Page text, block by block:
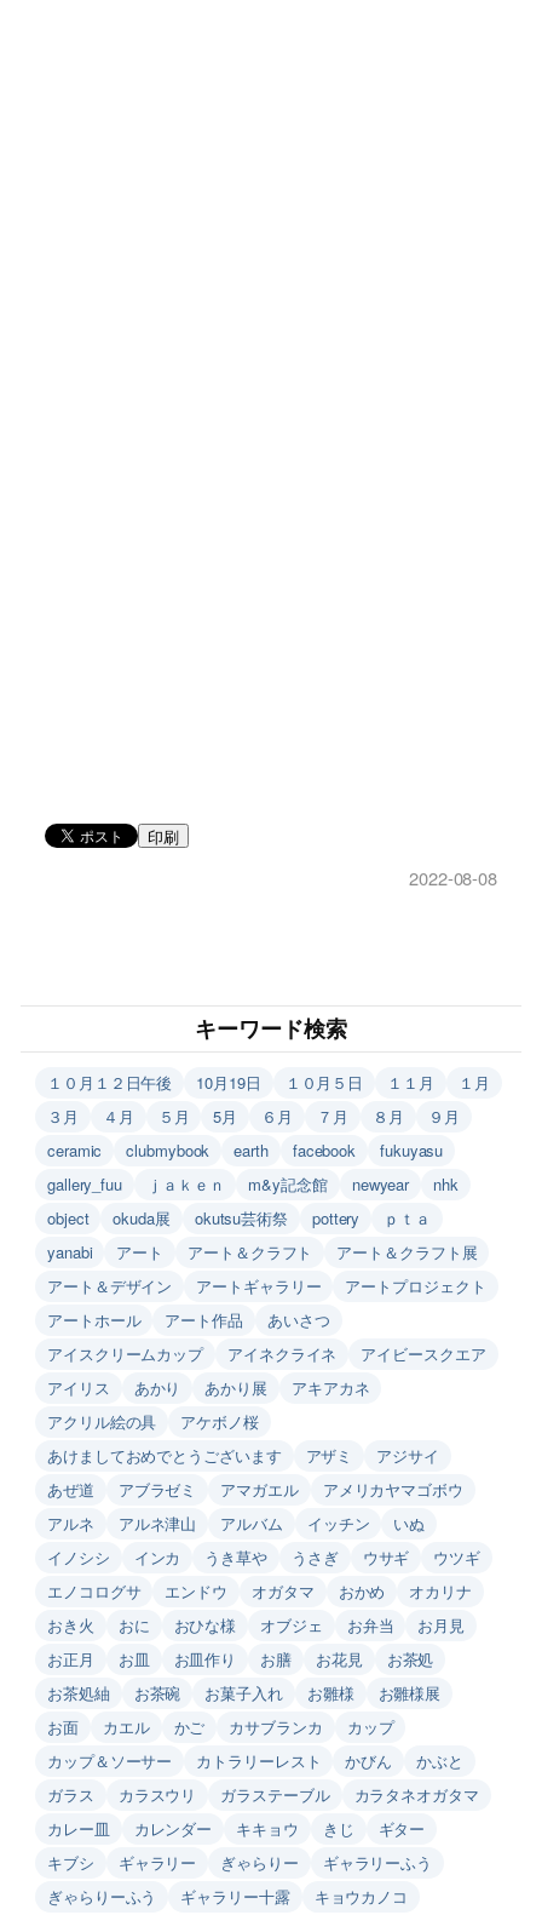
印刷
2022-08-08
キーワード検索
１０月１２日午後 10月19日 １０月５日 １１月
１月
３月
４月 ５月 5月 ６月 ７月 ８月
９月
ceramic
clubmybook earth facebook
fukuyasu
gallery_fuu
ｊａｋｅｎ m&y記念館 newyear
nhk
object
okuda展 okutsu芸術祭 pottery
ｐｔａ
yanabi
アート アート＆クラフト
アート＆クラフト展
アート＆デザイン
アートギャラリー
アートプロジェクト
アートホール
アート作品
あいさつ
アイスクリームカップ
アイネクライネ
アイビースクエア
アイリス
あかり あかり展
アキアカネ
アクリル絵の具
アケボノ桜
あけましておめでとうございます
アザミ
アジサイ
あぜ道
アブラゼミ アマガエル
アメリカヤマゴボウ
アルネ
アルネ津山 アルバム イッチン
いぬ
イノシシ
インカ うき草や うさぎ ウサギ
ウツギ
エノコログサ
エンドウ オガタマ おかめ
オカリナ
おき火
おに おひな様 オブジェ お弁当
お月見
お正月
お皿 お皿作り お膳 お花見
お茶処
お茶処紬
お茶碗 お菓子入れ お雛様
お雛様展
お面
カエル かご カサブランカ
カップ
カップ＆ソーサー
カトラリーレスト かびん
かぶと
ガラス
カラスウリ ガラステーブル
カラタネオガタマ
カレー皿
カレンダー キキョウ きじ
ギター
キブシ
ギャラリー ぎゃらりー
ギャラリーふう
ぎゃらりーふう
ギャラリー十露 キョウカノコ